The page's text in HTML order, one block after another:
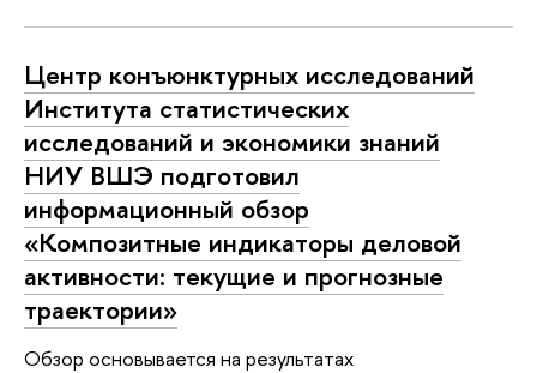
Центр конъюнктурных исследований
Института статистических
исследований и экономики знаний
НИУ ВШЭ подготовил
информационный обзор
«Композитные индикаторы деловой
активности: текущие и прогнозные
траектории»
Обзор основывается на результатах